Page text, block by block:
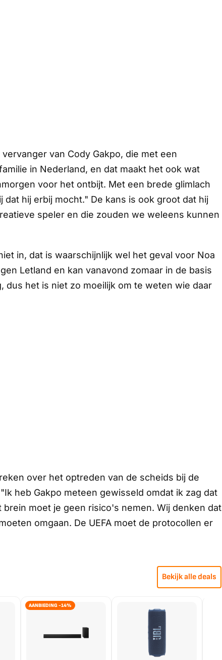
van Cody Gakpo, die met een
in Nederland, en dat maakt het ook wat
voor het ontbijt. Met een brede glimlach
hij erbij mocht." De kans is ook groot dat hij
speler en die zouden we weleens kunnen
in, dat is waarschijnlijk wel het geval voor Noa
Letland en kan vanavond zomaar in de basis
dus het is niet zo moeilijk om te weten wie daar
over het optreden van de scheids bij de
heb Gakpo meteen gewisseld omdat ik zag dat
moet je geen risico's nemen. Wij denken dat
omgaan. De UEFA moet de protocollen er
Bekijk alle deals
AANBIEDING -14%